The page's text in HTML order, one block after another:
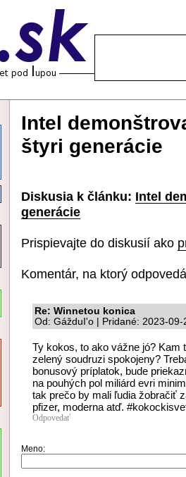
Intel
štyri generácie
Diskusia k článku: Intel
generácie
Prispievajte do diskusií ako
Komentár, na ktorý
Re: Winnetou konica
Od: GážduI'o | Pridané: 2023-09-
Ty kokos, to ako vážne jó? Kam
zelený soudruzi spokojeny?
bonusový príplatok, bude
na pouhých pol miliárd evri
tak prečo by mali ľudia žobračiť
pfizer, moderna atď.
Odpovedať
Meno: